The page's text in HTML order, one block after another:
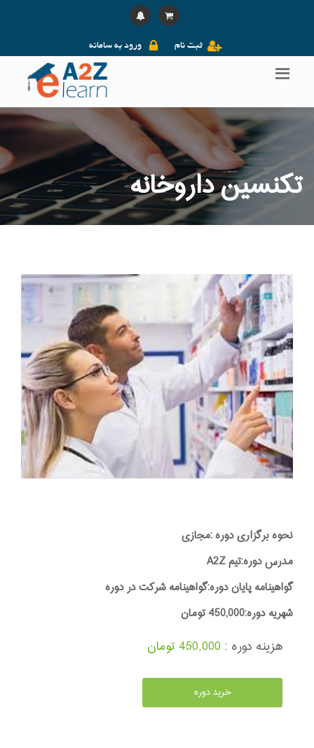
ورود به سامانه ثبت نام
تکنسین داروخانه
نحوه برگزاری دوره :مجازی
مدرس دوره:تیم A2Z
گواهینامه پایان دوره:گواهینامه شرکت در دوره
شهریه دوره:450,000 تومان
هزینه دوره : 450,000 تومان
خرید دوره